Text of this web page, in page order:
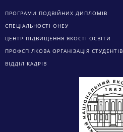
ПРОГРАМИ ПОДВІЙНИХ ДИПЛОМІВ
СПЕЦІАЛЬНОСТІ ОНЕУ
ЦЕНТР ПІДВИЩЕННЯ ЯКОСТІ ОСВІТИ
ПРОФСПІЛКОВА ОРГАНІЗАЦІЯ СТУДЕНТІВ
ВІДДІЛ КАДРІВ